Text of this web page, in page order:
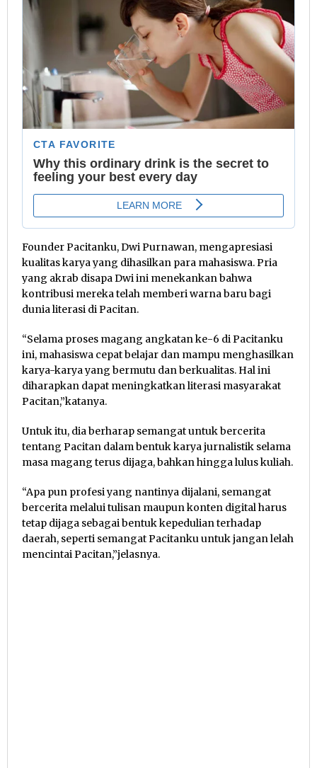
Founder Pacitanku, Dwi Purnawan, mengapresiasi
kualitas karya yang dihasilkan para mahasiswa. Pria
yang akrab disapa Dwi ini menekankan bahwa
kontribusi mereka telah memberi warna baru bagi
dunia literasi di Pacitan.
“Selama proses magang angkatan ke-6 di Pacitanku
ini, mahasiswa cepat belajar dan mampu menghasilkan
karya-karya yang bermutu dan berkualitas. Hal ini
diharapkan dapat meningkatkan literasi masyarakat
Pacitan,”katanya.
Untuk itu, dia berharap semangat untuk bercerita
tentang Pacitan dalam bentuk karya jurnalistik selama
masa magang terus dijaga, bahkan hingga lulus kuliah.
“Apa pun profesi yang nantinya dijalani, semangat
bercerita melalui tulisan maupun konten digital harus
tetap dijaga sebagai bentuk kepedulian terhadap
daerah, seperti semangat Pacitanku untuk jangan lelah
mencintai Pacitan,”jelasnya.